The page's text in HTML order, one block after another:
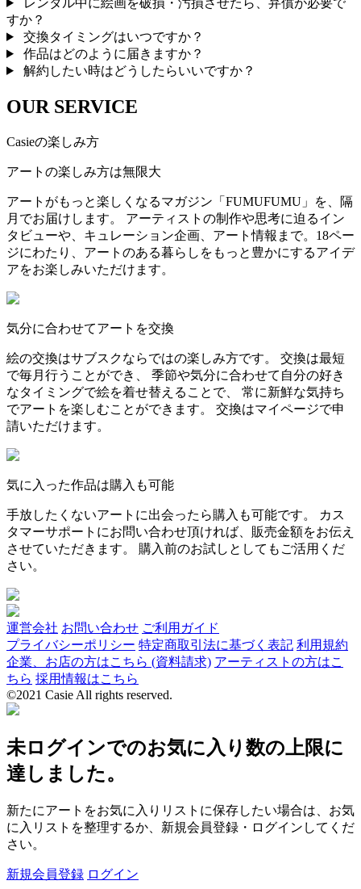
レンタル中に絵画を破損・汚損させたら、弁償が必要で
すか？
交換タイミングはいつですか？
作品はどのように届きますか？
解約したい時はどうしたらいいですか？
OUR SERVICE
Casieの楽しみ方
アートの楽しみ方は無限大
アートがもっと楽しくなるマガジン「FUMUFUMU」を、隔
月でお届けします。 アーティストの制作や思考に迫るイン
タビューや、キュレーション企画、アート情報まで。18ペー
ジにわたり、アートのある暮らしをもっと豊かにするアイデ
アをお楽しみいただけます。
気分に合わせてアートを交換
絵の交換はサブスクならではの楽しみ方です。 交換は最短
で毎月行うことができ、 季節や気分に合わせて自分の好き
なタイミングで絵を着せ替えることで、 常に新鮮な気持ち
でアートを楽しむことができます。 交換はマイページで申
請いただけます。
気に入った作品は購入も可能
手放したくないアートに出会ったら購入も可能です。 カス
タマーサポートにお問い合わせ頂ければ、販売金額をお伝え
させていただきます。 購入前のお試しとしてもご活用くだ
さい。
運営会社 お問い合わせ ご利用ガイド
プライバシーポリシー 特定商取引法に基づく表記 利用規約
企業、お店の方はこちら (資料請求) アーティストの方はこ
ちら 採用情報はこちら
©2021 Casie All rights reserved.
未ログインでのお気に入り数の上限に
達しました。
新たにアートをお気に入りリストに保存したい場合は、お気
に入リストを整理するか、新規会員登録・ログインしてくだ
さい。
新規会員登録 ログイン